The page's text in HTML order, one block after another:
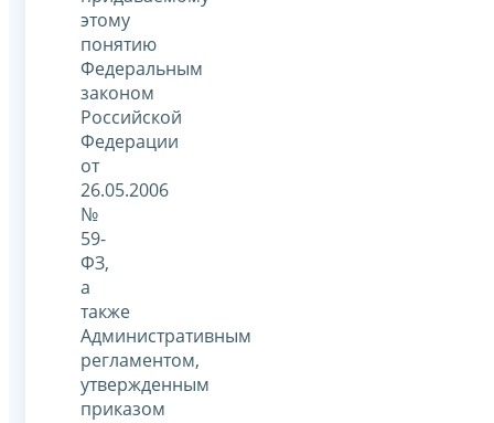
этому
понятию
Федеральным
законом
Российской
Федерации
от
26.05.2006
№
59-
ФЗ,
а
также
Административным
регламентом,
утвержденным
приказом